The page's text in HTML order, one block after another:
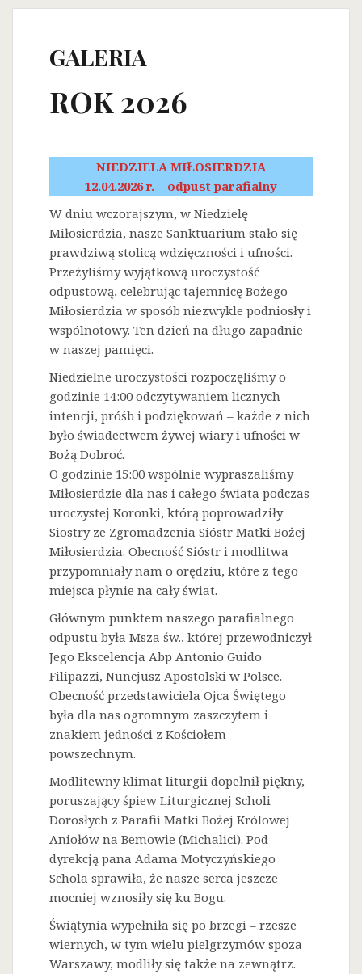
GALERIA
ROK 2026
NIEDZIELA MIŁOSIERDZIA
12.04.2026 r. – odpust parafialny
W dniu wczorajszym, w Niedzielę
Miłosierdzia, nasze Sanktuarium stało się
prawdziwą stolicą wdzięczności i ufności.
Przeżyliśmy wyjątkową uroczystość
odpustową, celebrując tajemnicę Bożego
Miłosierdzia w sposób niezwykle podniosły i
wspólnotowy. Ten dzień na długo zapadnie
w naszej pamięci.
Niedzielne uroczystości rozpoczęliśmy o
godzinie 14:00 odczytywaniem licznych
intencji, próśb i podziękowań – każde z nich
było świadectwem żywej wiary i ufności w
Bożą Dobroć.
O godzinie 15:00 wspólnie wypraszaliśmy
Miłosierdzie dla nas i całego świata podczas
uroczystej Koronki, którą poprowadziły
Siostry ze Zgromadzenia Sióstr Matki Bożej
Miłosierdzia. Obecność Sióstr i modlitwa
przypomniały nam o orędziu, które z tego
miejsca płynie na cały świat.
Głównym punktem naszego parafialnego
odpustu była Msza św., której przewodniczył
Jego Ekscelencja Abp Antonio Guido
Filipazzi, Nuncjusz Apostolski w Polsce.
Obecność przedstawiciela Ojca Świętego
była dla nas ogromnym zaszczytem i
znakiem jedności z Kościołem
powszechnym.
Modlitewny klimat liturgii dopełnił piękny,
poruszający śpiew Liturgicznej Scholi
Dorosłych z Parafii Matki Bożej Królowej
Aniołów na Bemowie (Michalici). Pod
dyrekcją pana Adama Motyczyńskiego
Schola sprawiła, że nasze serca jeszcze
mocniej wznosiły się ku Bogu.
Świątynia wypełniła się po brzegi – rzesze
wiernych, w tym wielu pielgrzymów spoza
Warszawy, modliły się także na zewnątrz.